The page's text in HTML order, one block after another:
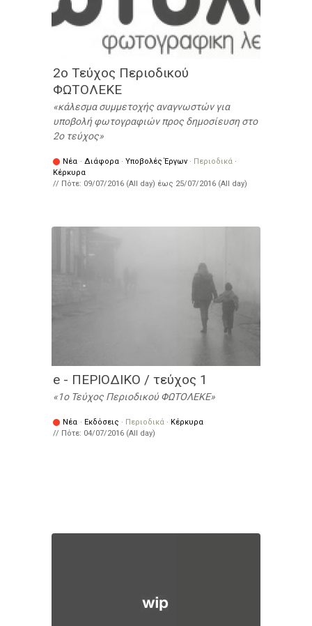
2o Τεύχος Περιοδικού
ΦΩΤΟΛΕΚΕ
κάλεσμα συμμετοχής αναγνωστών για
υποβολή φωτογραφιών προς δημοσίευση στο
2ο τεύχος
Νέα · Διάφορα · Υποβολές Έργων · Περιοδικά ·
Κέρκυρα
// Πότε: 09/07/2016 (All day) έως 25/07/2016 (All day)
e - ΠΕΡΙΟΔΙΚΟ / τεύχος 1
1o Τεύχος Περιοδικού ΦΩΤΟΛΕΚΕ
Νέα · Εκδόσεις · Περιοδικά · Κέρκυρα
// Πότε: 04/07/2016 (All day)